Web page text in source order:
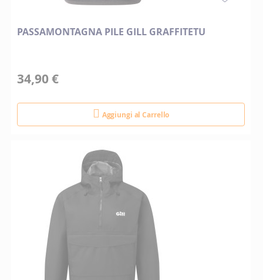
PASSAMONTAGNA PILE GILL GRAFFITETU
34,90 €
Aggiungi al Carrello